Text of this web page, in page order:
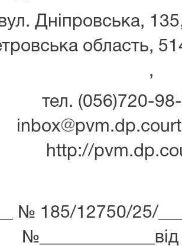
Дніпровська,
область,
,
тел. (056)720-
http://
№ 185/12750/25/